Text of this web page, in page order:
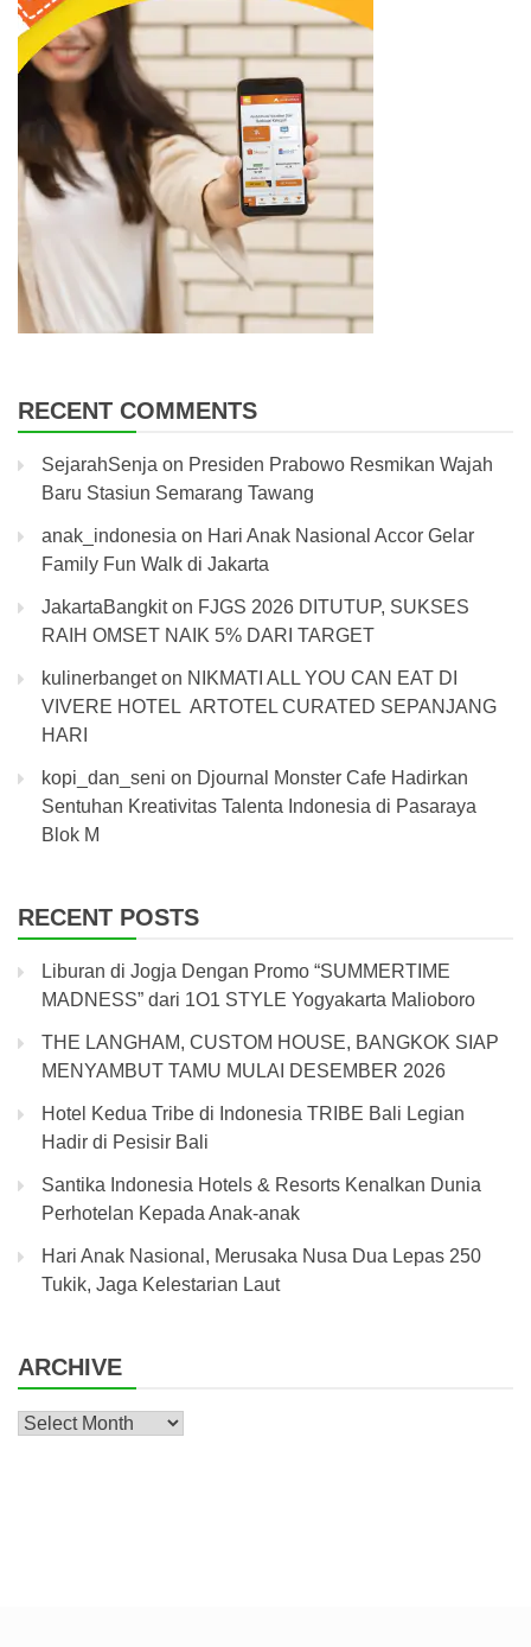
RECENT COMMENTS
SejarahSenja on Presiden Prabowo Resmikan Wajah
Baru Stasiun Semarang Tawang
anak_indonesia on Hari Anak Nasional Accor Gelar
Family Fun Walk di Jakarta
JakartaBangkiton FJGS 2026 DITUTUP, SUKSES
RAIH OMSET NAIK 5% DARI TARGET
kulinerbangeton NIKMATI ALL YOU CAN EAT DI
VIVERE HOTEL ARTOTEL CURATED SEPANJANG
HARI
kopi_dan_seni on Djournal Monster Cafe Hadirkan
Sentuhan Kreativitas Talenta Indonesia di Pasaraya
Blok M
RECENT POSTS
Liburan di Jogja Dengan Promo “SUMMERTIME
MADNESS” dari 1O1 STYLE Yogyakarta Malioboro
THE LANGHAM, CUSTOM HOUSE, BANGKOK SIAP
MENYAMBUT TAMU MULAI DESEMBER 2026
Hotel Kedua Tribe di Indonesia TRIBE Bali Legian
Hadir di Pesisir Bali
Santika Indonesia Hotels & Resorts Kenalkan Dunia
Perhotelan Kepada Anak-anak
Hari Anak Nasional, Merusaka Nusa Dua Lepas 250
Tukik, Jaga Kelestarian Laut
ARCHIVE
Archive